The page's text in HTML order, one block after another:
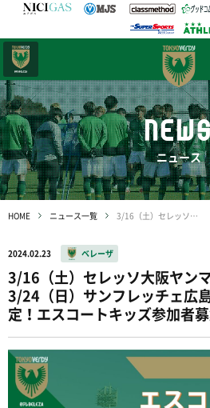
ニュース
HOME ニュース一覧 3/16（土）セレッソ大阪ヤンマーレディース戦・3/24（日）サンフレッチェ広島レジーナ戦 小学生限定！エスコートキッズ参加者募集のお知らせ
2024.02.23 ベレーザ
3/16（土）セレッソ大阪ヤン
3/24（日）サンフレッチェ広
定！エスコートキッズ参加者